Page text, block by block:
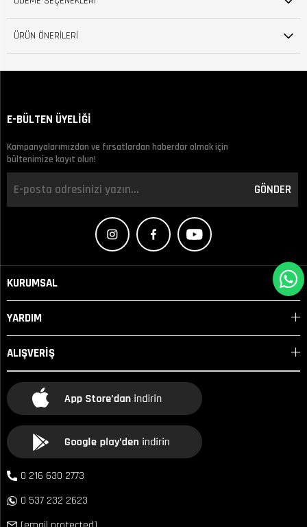
ÜRÜN ÖNERILERI
E-BÜLTEN ÜYELİĞİ
Kampanyalarımızdan ve fırsatlardan haberdar olmak için
bültenimize kayıt olun!
GÖNDER
KURUMSAL
YARDIM
ALIŞVERİŞ
0 216 630 2773
0 537 232 2623